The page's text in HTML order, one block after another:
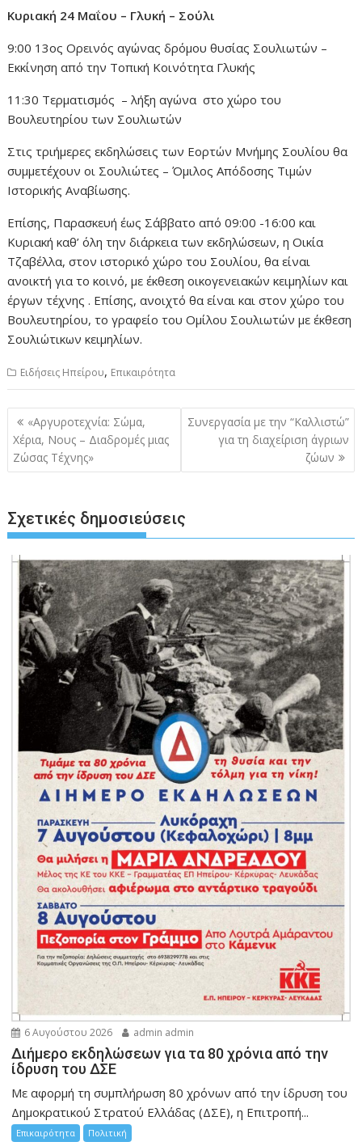
Κυριακή 24 Μαΐου – Γλυκή – Σούλι
9:00 13ος Ορεινός αγώνας δρόμου θυσίας Σουλιωτών –
Εκκίνηση από την Τοπική Κοινότητα Γλυκής
11:30 Τερματισμός – λήξη αγώνα στο χώρο του
Βουλευτηρίου των Σουλιωτών
Στις τριήμερες εκδηλώσεις των Εορτών Μνήμης Σουλίου θα
συμμετέχουν οι Σουλιώτες – Όμιλος Απόδοσης Τιμών
Ιστορικής Αναβίωσης.
Επίσης, Παρασκευή έως Σάββατο από 09:00 -16:00 και
Κυριακή καθ’ όλη την διάρκεια των εκδηλώσεων, η Οικία
Τζαβέλλα, στον ιστορικό χώρο του Σουλίου, θα είναι
ανοικτή για το κοινό, με έκθεση οικογενειακών κειμηλίων και
έργων τέχνης . Επίσης, ανοιχτό θα είναι και στον χώρο του
Βουλευτηρίου, το γραφείο του Ομίλου Σουλιωτών με έκθεση
Σουλιώτικων κειμηλίων.
Ειδήσεις Ηπείρου, Επικαιρότητα
Πλοήγηση
άρθρων
«Αργυροτεχνία: Σώμα,
Χέρια, Νους – Διαδρομές μιας
Ζώσας Τέχνης»
Συνεργασία με την “Καλλιστώ”
για τη διαχείριση άγριων
ζώων
Σχετικές δημοσιεύσεις
6 Αυγούστου 2026 admin admin
Διήμερο εκδηλώσεων για τα 80 χρόνια από την
ίδρυση του ΔΣΕ
Με αφορμή τη συμπλήρωση 80 χρόνων από την ίδρυση του
Δημοκρατικού Στρατού Ελλάδας (ΔΣΕ), η Επιτροπή...
Επικαιρότητα Πολιτική